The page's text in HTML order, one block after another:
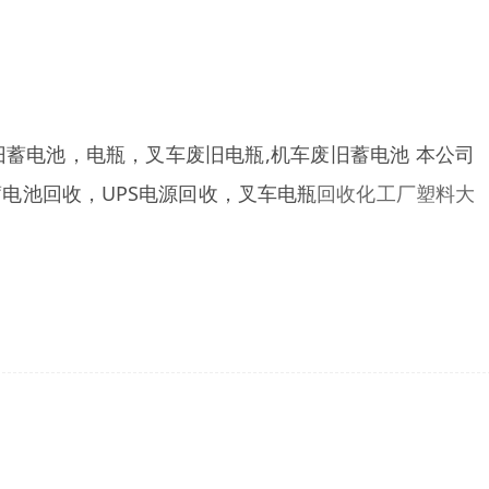
电池，电瓶，叉车废旧电瓶,机车废旧蓄电池 本公司
池回收，UPS电源回收，叉车电瓶回收化工厂塑料大